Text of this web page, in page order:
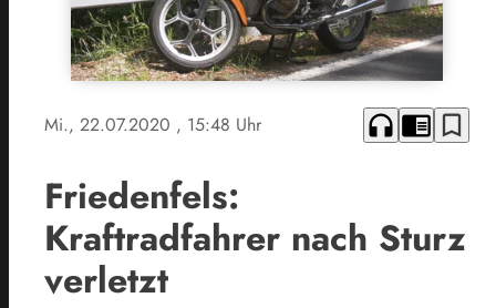
Mi., 22.07.2020 , 15:48 Uhr headphones chrome_reader_mode bookmark_border
Friedenfels:
Kraftradfahrer nach Sturz
verletzt